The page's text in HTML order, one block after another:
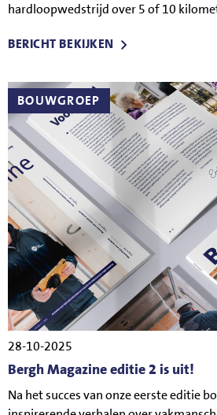
hardloopwedstrijd over 5 of 10
BERICHT BEKIJKEN
BOUWGROEP
28-10-2025
Bergh Magazine editie 2 is uit!
Na het succes van onze eerste editie